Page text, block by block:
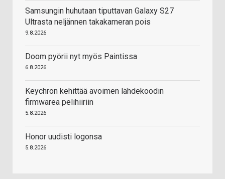
Samsungin huhutaan tiputtavan Galaxy S27
Ultrasta neljännen takakameran pois
9.8.2026
Doom pyörii nyt myös Paintissa
6.8.2026
Keychron kehittää avoimen lähdekoodin
firmwarea pelihiiriin
5.8.2026
Honor uudisti logonsa
5.8.2026